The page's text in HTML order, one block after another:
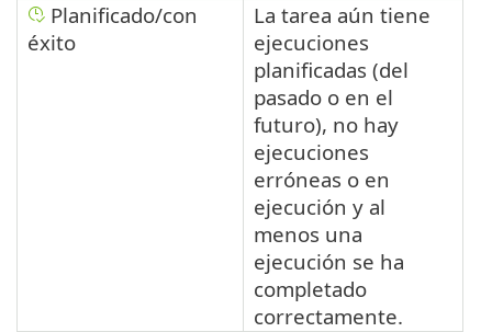
Planificado/con
éxito
La tarea aún tiene
ejecuciones
planificadas (del
pasado o en el
futuro), no hay
ejecuciones
erróneas o en
ejecución y al
menos una
ejecución se ha
completado
correctamente.